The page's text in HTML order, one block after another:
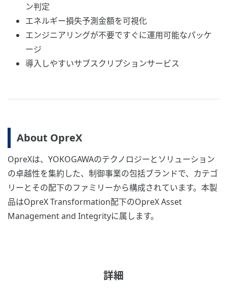
ン判定
エネルギー損失予測金額を可視化
エンジニアリングが不要ですぐに運用可能なパッケ
ージ
導入しやすいサブスクリプションサービス
About OpreX
OpreXは、YOKOGAWAのテクノロジーとソリューション
の卓越性を集約した、制御事業の包括ブランドで、カテゴ
リーとその配下のファミリーから構成されています。本製
品はOpreX Transformation配下のOpreX Asset
Management and Integrityに属します。
詳細